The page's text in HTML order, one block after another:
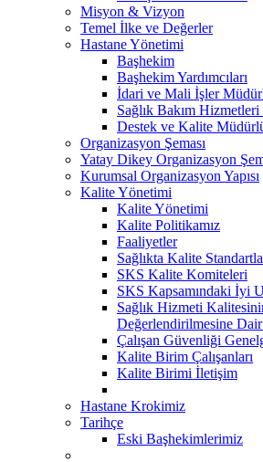
Misyon & Vizyon
Temel İlke ve Değerler
Hastane Yönetimi
Başhekim
Başhekim Yardımcıları
İdari ve Mali İşler
Sağlık Bakım
Destek ve Kalite
Organizasyon Şeması
Yatay Dikey Organizasyon
Kurumsal Organizasyon Yapısı
Kalite Yönetimi
Kalite Yönetimi
Kalite Politikamız
Faaliyetler
Sağlıkta Kalite
SKS Kalite Komiteleri
SKS Kapsamındaki İyi
Sağlık Hizmeti
Değerlendirilmesine
Çalışan Güvenliği
Kalite Birim Çalışanları
Kalite Birimi İletişim
Hastane Krokimiz
Tarihçe
Eski Başhekimlerimiz